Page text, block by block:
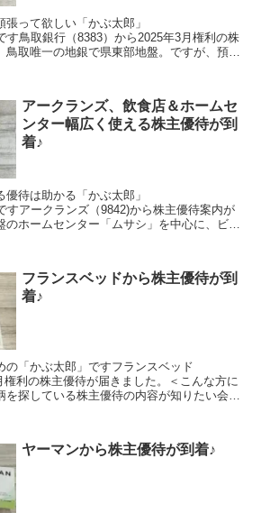
って欲しい「かぶ太郎」
す鳥取銀行（8383）から2025年3月権利の株
鳥取唯一の地銀で県東部地盤。ですが、預貸
アークランズ、飲食店＆ホームセ
ンター幅広く使える株主優待が到
着♪
待は助かる「かぶ太郎」
すアークランズ（9842)から株主優待案内が
ホームセンター「ムサシ」を中心に、ビバ
フランスベッドから株主優待が到
着♪
の「かぶ太郎」ですフランスベッド
権利の株主優待が届きました。＜こんな方に
探している株主優待の内容が知りたい会社
ヤーマンから株主優待が到着♪